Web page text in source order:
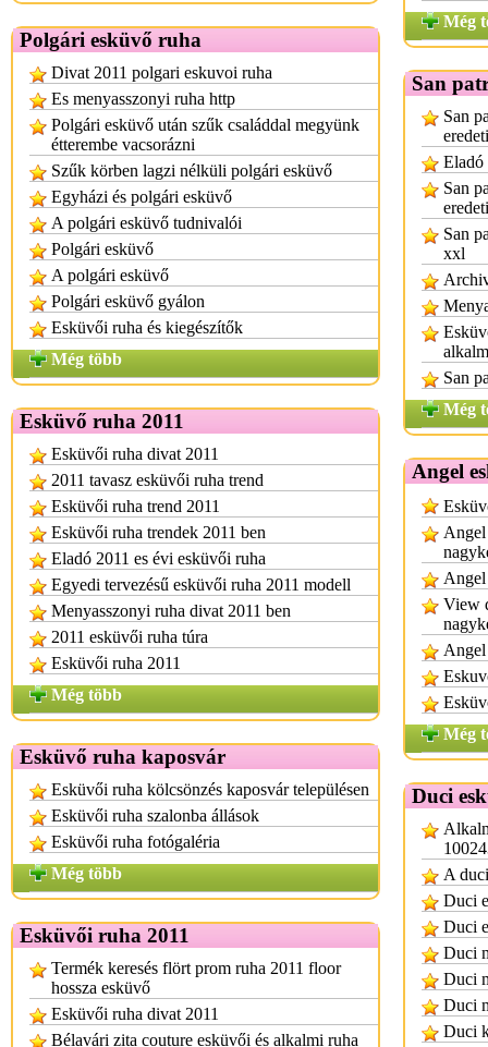
Polgári esküvő ruha
Divat 2011 polgari eskuvoi ruha
Es menyasszonyi ruha http
Polgári esküvő után szűk családdal megyünk
étterembe vacsorázni
Szűk körben lagzi nélküli polgári esküvő
Egyházi és polgári esküvő
A polgári esküvő tudnivalói
Polgári esküvő
A polgári esküvő
Polgári esküvő gyálon
Esküvői ruha és kiegészítők
Még több
Esküvő ruha 2011
Esküvői ruha divat 2011
2011 tavasz esküvői ruha trend
Esküvői ruha trend 2011
Esküvői ruha trendek 2011 ben
Eladó 2011 es évi esküvői ruha
Egyedi tervezésű esküvői ruha 2011 modell
Menyasszonyi ruha divat 2011 ben
2011 esküvői ruha túra
Esküvői ruha 2011
Még több
Esküvő ruha kaposvár
Esküvői ruha kölcsönzés kaposvár településen
Esküvői ruha szalonba állások
Esküvői ruha fotógaléria
Még több
Esküvői ruha 2011
Termék keresés flört prom ruha 2011 floor
hossza esküvő
Esküvői ruha divat 2011
Bélavári zita couture esküvői és alkalmi ruha
Még
San
San
Eladó
San
eredeti
San
xxl
San
Még
Angel
Angel
Angel
View
Angel
Még
Duci
A
Duci
Duci
Duci
Duci
Duci
Duci